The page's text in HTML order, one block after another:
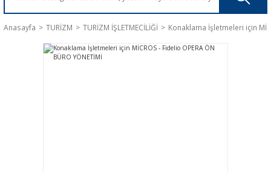
Anasayfa TURİZM TURİZM İŞLETMECİLİĞİ Konaklama İşletmeleri için